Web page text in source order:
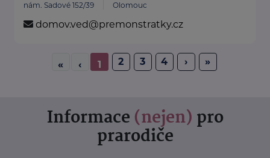
nám. Sadové 152/39 Olomouc
domov.ved@premonstratky.cz
« ‹ 1 2 3 4 › »
Informace (nejen) pro
prarodiče